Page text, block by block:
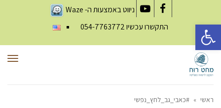
Facebook
YouTube
ניווט באמצעות ה-Waze
התקשרו עכשיו054-7763772
ראשי » #כאבי_גב_לחץ_נפשי
פתח סרגל נגישות